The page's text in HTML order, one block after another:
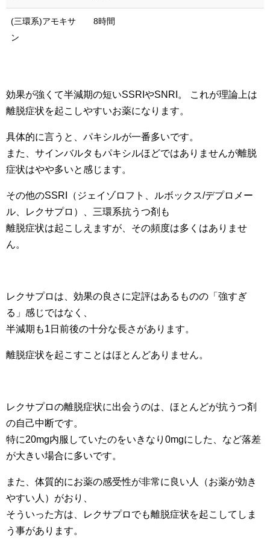
(三環系)アモキサ
ン
8時間
効果が強くて半減期の短いSSRIやSNRI。 これが理論上は
離脱症状を起こしやすいお薬になります。
具体的に言うと、パキシルが一番多いです。
また、サインバルタもパキシルほどではありませんが離脱
症状はやや多いと感じます。
その他のSSRI（ジェイゾロフト、ルボックス/デプロメー
ル、レクサプロ）、三環系抗うつ剤も
離脱症状は起こしえますが、その頻度は多くはありませ
ん。
レクサプロは、効果の良さに定評はあるものの「強すぎ
る」感じではなく、
半減期も1日前後の十分な長さがあります。
離脱症状を起こすことはほとんどありません。
レクサプロの離脱症状に出会うのは、ほとんどが抗うつ剤
の自己中断です。
特に20mg内服していたのをいきなり0mgにした、など落差
が大きい場合に多いです。
また、体質的にお薬の感受性が非常に良い人（お薬が効き
やすい人）がおり、
そういった方は、レクサプロでも離脱症状を起こしてしま
う事があります。